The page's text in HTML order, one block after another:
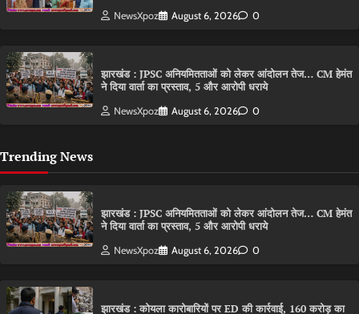
NewsXpoz August 6, 2026 0
झारखंड : JPSC अनियमितताओं को लेकर आंदोलन तेज… CM हेमंत
ने दिया वार्ता का प्रस्ताव, 5 और आरोपी धराये
NewsXpoz August 6, 2026 0
Trending News
झारखंड : JPSC अनियमितताओं को लेकर आंदोलन तेज… CM हेमंत
ने दिया वार्ता का प्रस्ताव, 5 और आरोपी धराये
NewsXpoz August 6, 2026 0
झारखंड : कोयला कारोबारियों पर ED की कार्रवाई, 160 करोड़ का